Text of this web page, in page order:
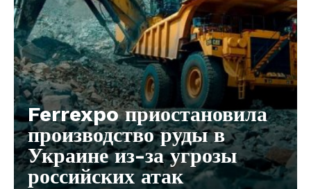
Ferrexpo приостановила
производство руды в
Украине из-за угрозы
российских атак